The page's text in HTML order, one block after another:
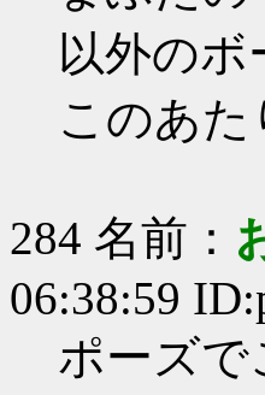
以外のボ
このあ
284 名前：
06:38:59
ポーズ